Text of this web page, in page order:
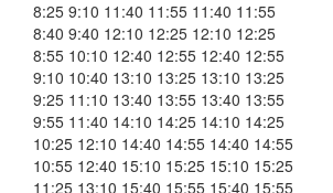
8:25 9:10 11:40 11:55 11:40 11:55
8:40 9:40 12:10 12:25 12:10 12:25
8:55 10:10 12:40 12:55 12:40 12:55
9:10 10:40 13:10 13:25 13:10 13:25
9:25 11:10 13:40 13:55 13:40 13:55
9:55 11:40 14:10 14:25 14:10 14:25
10:25 12:10 14:40 14:55 14:40 14:55
10:55 12:40 15:10 15:25 15:10 15:25
11:25 13:10 15:40 15:55 15:40 15:55